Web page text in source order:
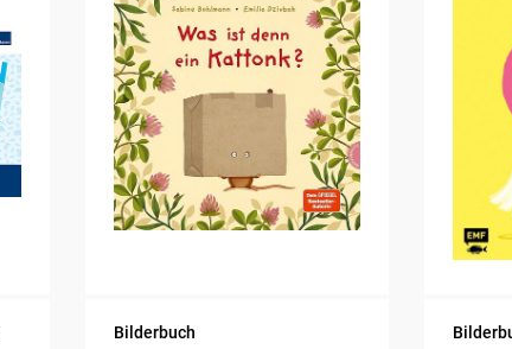
Bilderbuch